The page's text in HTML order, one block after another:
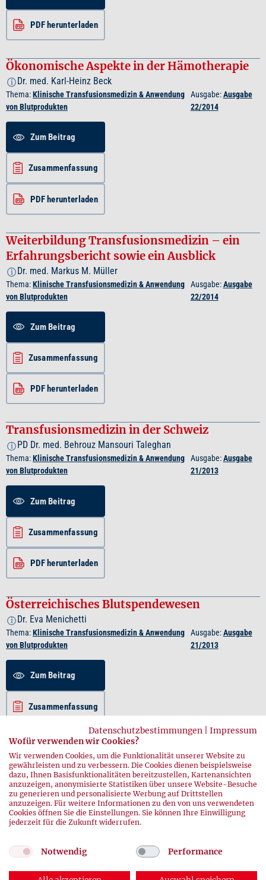
PDF herunterladen
Ökonomische Aspekte in der Hämotherapie
i Dr. med. Karl-Heinz Beck
Thema:Klinische Transfusionsmedizin & Anwendung
von Blutprodukten
Ausgabe:Ausgabe
22/2014
Zum Beitrag
Zusammenfassung
PDF herunterladen
Weiterbildung Transfusionsmedizin – ein
Erfahrungsbericht sowie ein Ausblick
i Dr. med. Markus M. Müller
Thema:Klinische Transfusionsmedizin & Anwendung
von Blutprodukten
Ausgabe:Ausgabe
22/2014
Zum Beitrag
Zusammenfassung
PDF herunterladen
Transfusionsmedizin in der Schweiz
i PD Dr. med. Behrouz Mansouri Taleghan
Thema:Klinische Transfusionsmedizin & Anwendung
von Blutprodukten
Ausgabe:Ausgabe
21/2013
Zum Beitrag
Zusammenfassung
PDF herunterladen
Österreichisches Blutspendewesen
i Dr. Eva Menichetti
Thema:Klinische Transfusionsmedizin & Anwendung
von Blutprodukten
Ausgabe:Ausgabe
21/2013
Zum Beitrag
Zusammenfassung
PDF herunterladen
1 2 3
Datenschutzbestimmungen
Impressum
Wofür verwenden wir Cookies?
Wir verwenden Cookies, um die Funktionalität unserer Website zu
gewährleisten und zu verbessern. Die Cookies dienen beispielsweise
dazu, Ihnen Basisfunktionalitäten bereitzustellen, Kartenansichten
anzuzeigen, anonymisierte Statistiken über unsere Website-Besuche
zu generieren und personalisierte Werbung auf Drittstellen
anzuzeigen. Für weitere Informationen zu den von uns verwendeten
Cookies öffnen Sie die Einstellungen. Sie können Ihre Einwilligung
jederzeit für die Zukunft widerrufen.
Notwendig Performance